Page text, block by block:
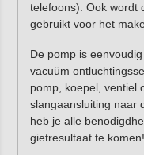
telefoons). Ook wordt
gebruikt voor het
De pomp is
vacuüm
pomp, koepel, ventiel
slangaansluiting naar
heb je alle
gietresultaat te komen!